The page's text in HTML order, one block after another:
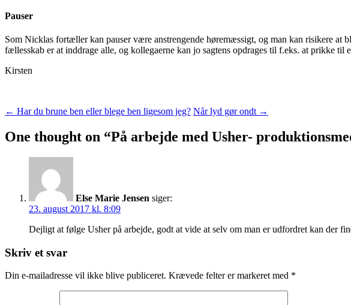
Pauser
Som Nicklas fortæller kan pauser være anstrengende høremæssigt, og man kan risikere at
fællesskab er at inddrage alle, og kollegaerne kan jo sagtens opdrages til f.eks. at prikke
Kirsten
Indlægsnavigation
← Har du brune ben eller blege ben ligesom jeg? Når lyd gør ondt →
One thought on “På arbejde med Usher-
Else Marie Jensen siger:
23. august 2017 kl. 8:09
Dejligt at følge Usher på arbejde, godt at vide at selv om man er udfordret kan der
Skriv et svar
Din e-mailadresse vil ikke blive publiceret. Krævede felter er markeret med *